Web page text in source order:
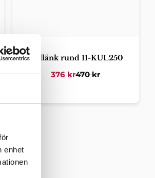
enhet
Kullänk rund 11-KUL250
376 kr470kr